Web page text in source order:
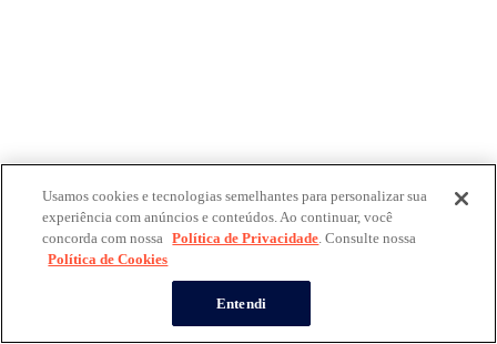
Usamos cookies e tecnologias semelhantes para personalizar sua
experiência com anúncios e conteúdos. Ao continuar, você
concorda com nossa Política de Privacidade. Consulte nossa
Política de Cookies
Entendi